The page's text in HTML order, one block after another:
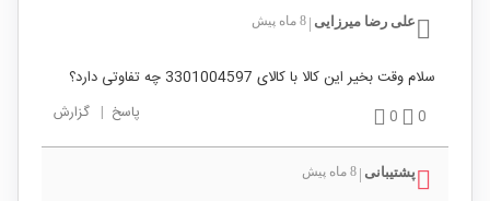
علی رضا میرزایی 8 ماه پیش
سلام وقت بخیر این کالا با کالای 3301004597 چه تفاوتی دارد؟
0
0 پاسخ | گزارش
پشتیبانی 8 ماه پیش